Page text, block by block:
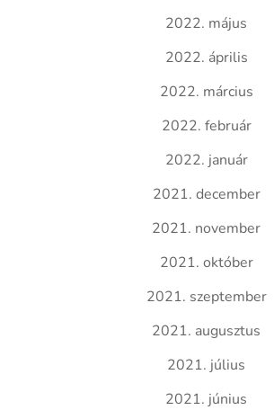
2022. május
2022. április
2022. március
2022. február
2022. január
2021. december
2021. november
2021. október
2021. szeptember
2021. augusztus
2021. július
2021. június